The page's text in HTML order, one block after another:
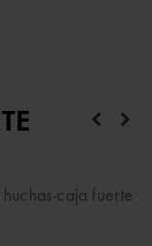
caja fuerte